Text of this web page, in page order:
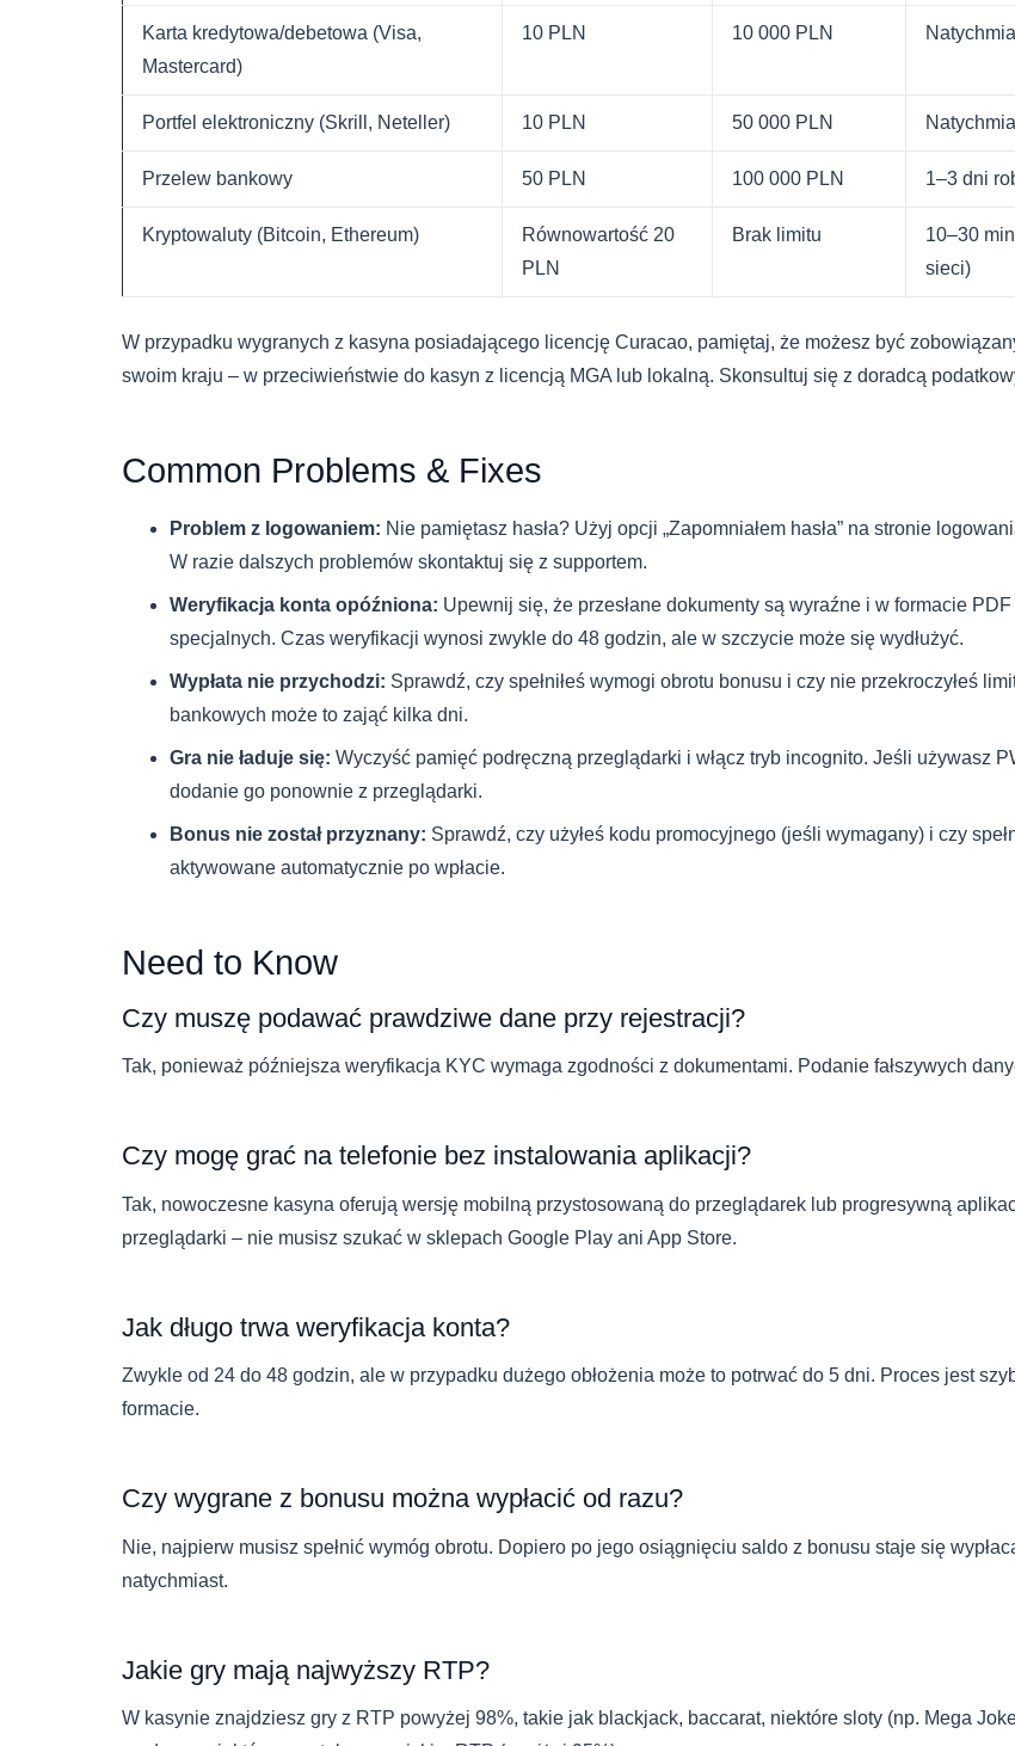
Karta kredytowa/debetowa (Visa,
Mastercard)
10 PLN 10 000 PLN
Portfel elektroniczny (Skrill, Neteller) 10 PLN 50 000 PLN
Przelew bankowy 50 PLN 100 000 PLN 1–3 dni
Kryptowaluty (Bitcoin, Ethereum)
Równowartość 20
PLN
Brak limitu
10–30
sieci)
W przypadku wygranych z kasyna posiadającego licencję Curacao, pamiętaj, że możesz być
swoim kraju – w przeciwieństwie do kasyn z licencją MGA lub lokalną. Skonsultuj się z doradcą
Common Problems & Fixes
Problem z logowaniem: Nie pamiętasz hasła? Użyj opcji „Zapomniałem hasła” na stronie
W razie dalszych problemów skontaktuj się z supportem.
Weryfikacja konta opóźniona: Upewnij się, że przesłane dokumenty są wyraźne i w formacie
specjalnych. Czas weryfikacji wynosi zwykle do 48 godzin, ale w szczycie może się wydłużyć.
Wypłata nie przychodzi: Sprawdź, czy spełniłeś wymogi obrotu bonusu i czy nie przekroczyłeś
bankowych może to zająć kilka dni.
Gra nie ładuje się: Wyczyść pamięć podręczną przeglądarki i włącz tryb incognito. Jeśli używasz
dodanie go ponownie z przeglądarki.
Bonus nie został przyznany: Sprawdź, czy użyłeś kodu promocyjnego (jeśli wymagany) i czy
aktywowane automatycznie po wpłacie.
Need to Know
Czy muszę podawać prawdziwe dane przy rejestracji?
Tak, ponieważ późniejsza weryfikacja KYC wymaga zgodności z dokumentami. Podanie fałszywych
Czy mogę grać na telefonie bez instalowania aplikacji?
Tak, nowoczesne kasyna oferują wersję mobilną przystosowaną do przeglądarek lub progresywną
przeglądarki – nie musisz szukać w sklepach Google Play ani App Store.
Jak długo trwa weryfikacja konta?
Zwykle od 24 do 48 godzin, ale w przypadku dużego obłożenia może to potrwać do 5 dni. Proces jest
formacie.
Czy wygrane z bonusu można wypłacić od razu?
Nie, najpierw musisz spełnić wymóg obrotu. Dopiero po jego osiągnięciu saldo z bonusu staje się
natychmiast.
Jakie gry mają najwyższy RTP?
W kasynie znajdziesz gry z RTP powyżej 98%, takie jak blackjack, baccarat, niektóre sloty (np. Mega